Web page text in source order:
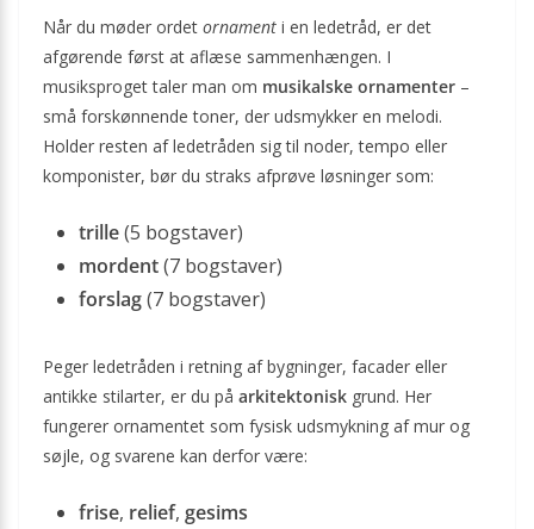
Når du møder ordet ornament i en ledetråd, er det
afgørende først at aflæse sammenhængen. I
musiksproget taler man om musikalske ornamenter –
små forskønnende toner, der udsmykker en melodi.
Holder resten af ledetråden sig til noder, tempo eller
komponister, bør du straks afprøve løsninger som:
trille(5 bogstaver)
mordent(7 bogstaver)
forslag(7 bogstaver)
Peger ledetråden i retning af bygninger, facader eller
antikke stilarter, er du på arkitektonisk grund. Her
fungerer ornamentet som fysisk udsmykning af mur og
søjle, og svarene kan derfor være:
frise, relief, gesims